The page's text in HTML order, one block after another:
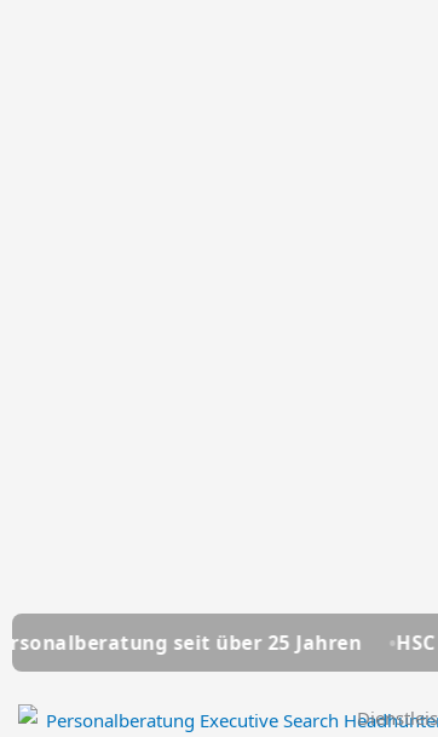
über 25 Jahren HSC